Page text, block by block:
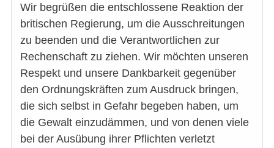
Wir begrüßen die entschlossene Reaktion der
britischen Regierung, um die Ausschreitungen
zu beenden und die Verantwortlichen zur
Rechenschaft zu ziehen. Wir möchten unseren
Respekt und unsere Dankbarkeit gegenüber
den Ordnungskräften zum Ausdruck bringen,
die sich selbst in Gefahr begeben haben, um
die Gewalt einzudämmen, und von denen viele
bei der Ausübung ihrer Pflichten verletzt